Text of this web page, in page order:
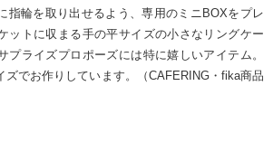
指輪を取り出せるよう、専用のミニBOXをプレ
ットに収まる手の平サイズの小さなリングケー
プライズプロポーズには特に嬉しいアイテム。
ズでお作りしています。（CAFERING・fika商品